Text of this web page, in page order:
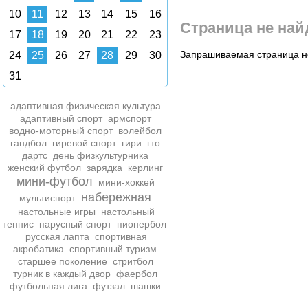
10
11 12 13 14 15
16
17
18 19 20 21 22
23
24
25 26 27 28 29
30
31
адаптивная физическая культура
адаптивный спорт армспорт
водно-моторный спорт волейбол
гандбол гиревой спорт гири
гто
дартс день физкультурника
женский футбол зарядка керлинг
мини-футбол
мини-хоккей
мультиспорт набережная
настольные игры
настольный
теннис парусный спорт пионербол
русская лапта спортивная
акробатика спортивный туризм
старшее поколение стритбол
турник в каждый двор фаербол
футбольная лига футзал шашки
Страница не
Запрашиваемая страница